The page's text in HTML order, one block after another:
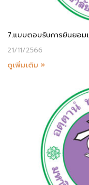
7.แบบตอบรับการยินยอ
21/11/2566
ดูเพิ่มเติม »